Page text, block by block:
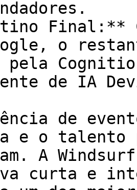
Final:**
o
pela
de IA
de
e o talento
A
curta e